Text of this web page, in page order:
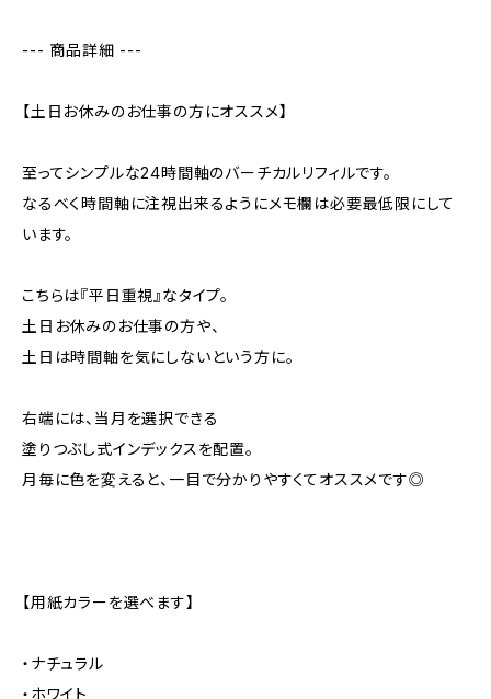
--- 商品詳細 ---
【土日お休みのお仕事の方にオススメ】
至ってシンプルな24時間軸のバーチカルリフィルです。
なるべく時間軸に注視出来るようにメモ欄は必要最低限にして
います。
こちらは『平日重視』なタイプ。
土日お休みのお仕事の方や、
土日は時間軸を気にしないという方に。
右端には、当月を選択できる
塗りつぶし式インデックスを配置。
月毎に色を変えると、一目で分かりやすくてオススメです◎
【用紙カラーを選べます】
・ナチュラル
・ホワイト